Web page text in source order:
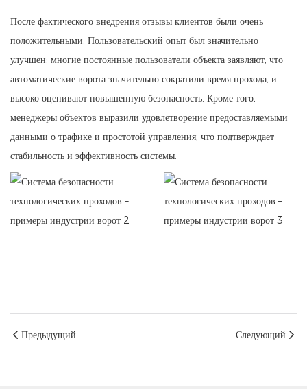
После фактического внедрения отзывы клиентов были очень
положительными. Пользовательский опыт был значительно
улучшен: многие постоянные пользователи объекта заявляют, что
автоматические ворота значительно сократили время прохода, и
высоко оценивают повышенную безопасность. Кроме того,
менеджеры объектов выразили удовлетворение предоставляемыми
данными о трафике и простотой управления, что подтверждает
стабильность и эффективность системы.
Предыдущий Следующий